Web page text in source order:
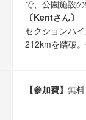
で、公園施設
〔Kentさん〕
セクションハ
212kmを踏破
【参加費】 無料